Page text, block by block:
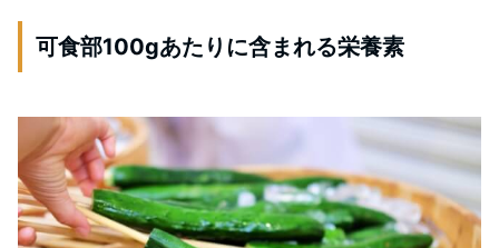
可食部100gあたりに含まれる栄養素